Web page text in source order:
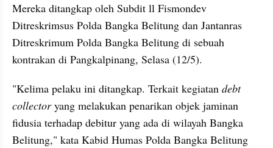
Mereka ditangkap oleh Subdit ll Fismondev
Ditreskrimsus Polda Bangka Belitung dan Jantanras
Ditreskrimum Polda Bangka Belitung di sebuah
kontrakan di Pangkalpinang, Selasa (12/5).
"Kelima pelaku ini ditangkap. Terkait kegiatan debt
collector yang melakukan penarikan objek jaminan
fidusia terhadap debitur yang ada di wilayah Bangka
Belitung," kata Kabid Humas Polda Bangka Belitung